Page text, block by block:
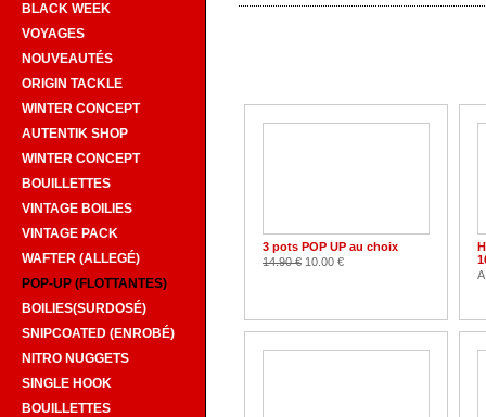
BLACK WEEK
VOYAGES
NOUVEAUTÉS
ORIGIN TACKLE
WINTER CONCEPT
AUTENTIK SHOP
WINTER CONCEPT
BOUILLETTES
VINTAGE BOILIES
VINTAGE PACK
WAFTER (ALLEGÉ)
POP-UP (FLOTTANTES)
BOILIES(SURDOSÉ)
SNIPCOATED (ENROBÉ)
NITRO NUGGETS
SINGLE HOOK
BOUILLETTES
3 pots POP UP au choix
14.90 € 10.00 €